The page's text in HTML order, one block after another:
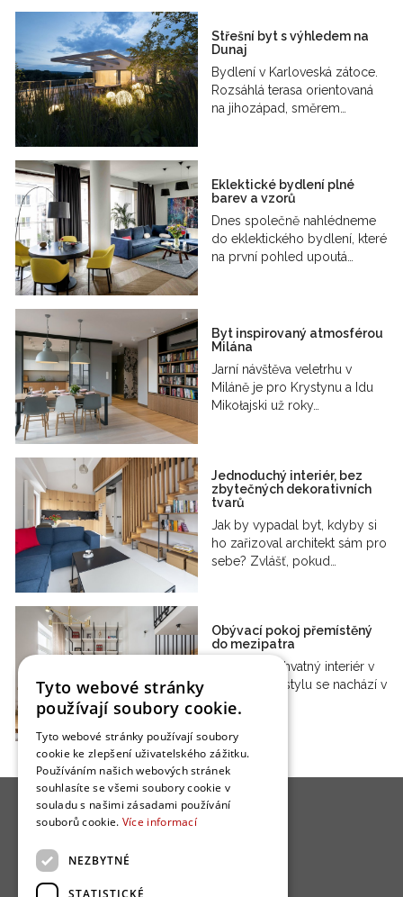
Střešní byt s výhledem na
Dunaj
Bydlení v Karloveská zátoce.
Rozsáhlá terasa orientovaná
na jihozápad, směrem…
Eklektické bydlení plné
barev a vzorů
Dnes společně nahlédneme
do eklektického bydlení, které
na první pohled upoutá…
Byt inspirovaný atmosférou
Milána
Jarní návštěva veletrhu v
Miláně je pro Krystynu a Idu
Mikołajski už roky…
Jednoduchý interiér, bez
zbytečných dekorativních
tvarů
Jak by vypadal byt, kdyby si
ho zařizoval architekt sám pro
sebe? Zvlášť, pokud…
Obývací pokoj přemístěný
do mezipatra
Naprosto úchvatný interiér v
eklektickém stylu se nachází v
malém,…
Tyto webové stránky
používají soubory cookie.
Tyto webové stránky používají soubory
cookie ke zlepšení uživatelského zážitku.
Používáním našich webových stránek
souhlasíte se všemi soubory cookie v
souladu s našimi zásadami používání
souborů cookie. Více informací
NEZBYTNÉ
STATISTICKÉ